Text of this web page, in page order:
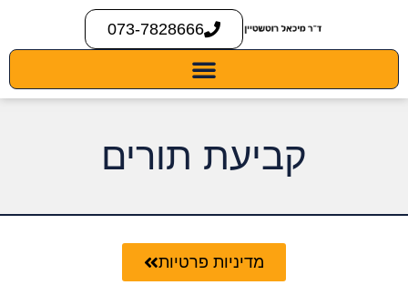
073-7828666
קביעת תורים
מדיניות פרטיות